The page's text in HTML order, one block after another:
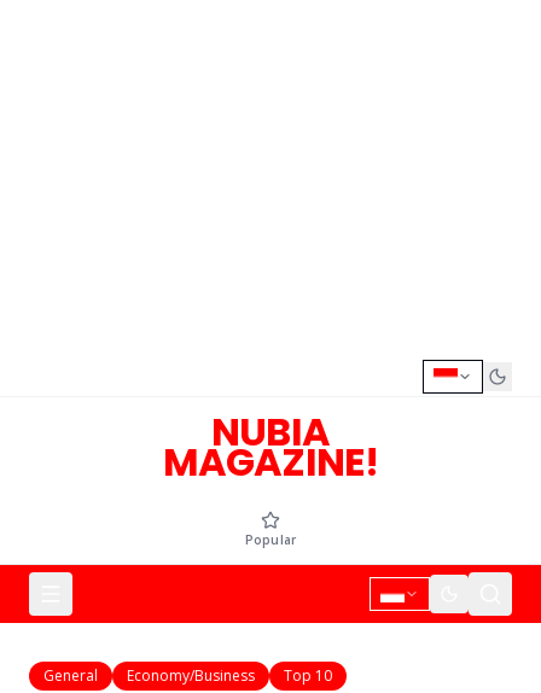
NUBIA
MAGAZINE!
Popular
General Economy/Business Top 10